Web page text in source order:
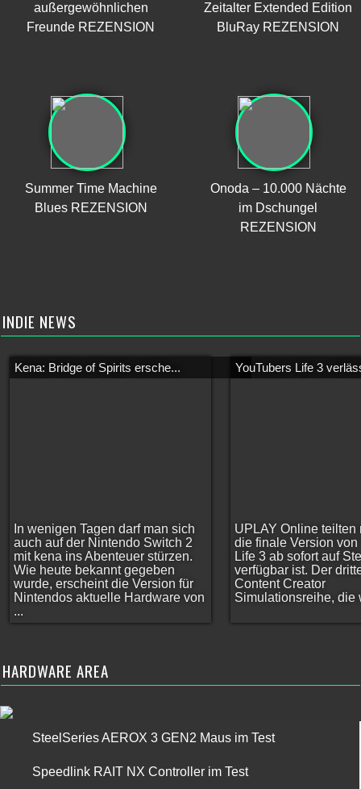
außergewöhnlichen
Freunde REZENSION
Zeitalter Extended Edition
BluRay REZENSION
Summer Time Machine
Blues REZENSION
Onoda – 10.000 Nächte
im Dschungel
REZENSION
INDIE NEWS
Kena: Bridge of Spirits ersche...
In wenigen Tagen darf man sich
auch auf der Nintendo Switch 2
mit kena ins Abenteuer stürzen.
Wie heute bekannt gegeben
wurde, erscheint die Version für
Nintendos aktuelle Hardware von
...
YouTubers Life 3
UPLAY Online teilten
die finale Version von
Life 3 ab sofort auf
verfügbar ist. Der
Content Creator
Simulationsreihe, die
HARDWARE AREA
SteelSeries AEROX 3 GEN2 Maus im Test
Speedlink RAIT NX Controller im Test